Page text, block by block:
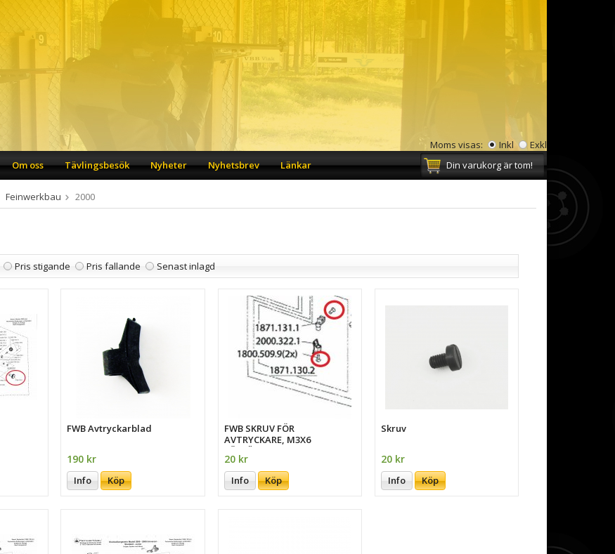
Moms visas: Inkl
Exkl
Om oss Tävlingsbesök Nyheter Nyhetsbrev Länkar Din varukorg är tom!
Feinwerkbau 2000
Pris stigande Pris fallande Senast inlagd
FWB Avtryckarblad
190 kr
Info Köp
FWB SKRUV FÖR
AVTRYCKARE, M3X6
FÖRSÄNKT
20 kr
Info Köp
Skruv
20 kr
Info Köp